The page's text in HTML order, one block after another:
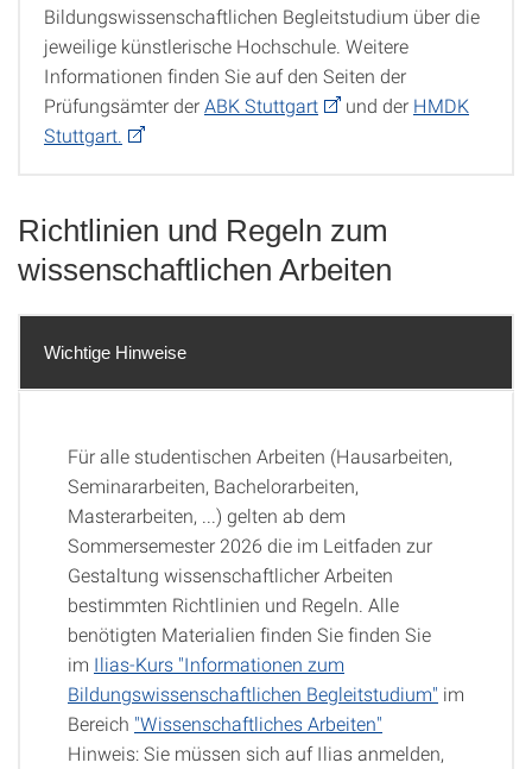
Bildungswissenschaftlichen Begleitstudium über die
jeweilige künstlerische Hochschule. Weitere
Informationen finden Sie auf den Seiten der
Prüfungsämter derABK Stuttgart und der HMDK
Stuttgart.
Richtlinien und Regeln zum
wissenschaftlichen Arbeiten
Wichtige Hinweise
Wichtige Hinweise
Für alle studentischen Arbeiten (Hausarbeiten,
Seminararbeiten, Bachelorarbeiten,
Masterarbeiten, ...) gelten ab dem
Sommersemester 2026 die im Leitfaden zur
Gestaltung wissenschaftlicher Arbeiten
bestimmten Richtlinien und Regeln. Alle
benötigten Materialien finden Sie finden Sie
im Ilias-Kurs "Informationen zum
Bildungswissenschaftlichen Begleitstudium" im
Bereich "Wissenschaftliches Arbeiten"
Hinweis: Sie müssen sich auf Ilias anmelden,